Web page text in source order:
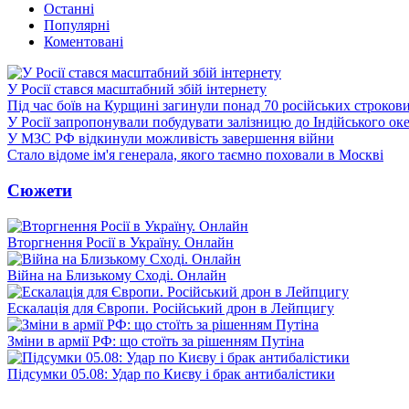
Останні
Популярні
Коментовані
У Росії стався масштабний збій інтернету
Під час боїв на Курщині загинули понад 70 російських
У Росії запропонували побудувати залізницю до Індійського
У МЗС РФ відкинули можливість завершення війни
Стало відоме ім'я генерала, якого таємно поховали в Москві
Сюжети
Вторгнення Росії в Україну. Онлайн
Війна на Близькому Сході. Онлайн
Ескалація для Європи. Російський дрон в Лейпцигу
Зміни в армії РФ: що стоїть за рішенням Путіна
Підсумки 05.08: Удар по Києву і брак антибалістики